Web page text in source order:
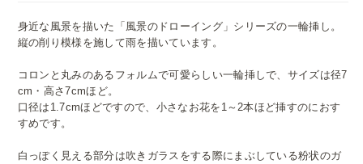
身近な風景を描いた「風景のドローイング」シリーズの一輪挿し。
縦の削り模様を施して雨を描いています。
コロンと丸みのあるフォルムで可愛らしい一輪挿しで、サイズは径7
cm・高さ7cmほど。
口径は1.7cmほどですので、小さなお花を1～2本ほど挿すのにおす
すめです。
白っぽく見える部分は吹きガラスをする際にまぶしている粉状のガ